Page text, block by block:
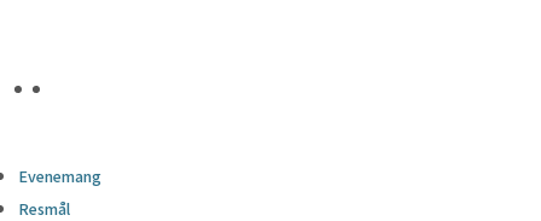
Evenemang
Resmål